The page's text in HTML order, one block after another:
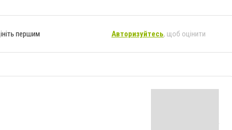
першим Авторизуйтесь, щоб оцінити